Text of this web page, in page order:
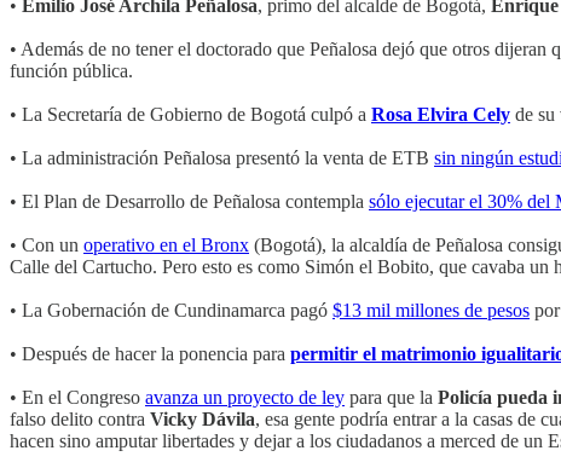
• Emilio José Archila Peñalosa, primo del alcalde de Bogotá, Enrique
• Además de no tener el doctorado que Peñalosa dejó que otros
función pública.
• La Secretaría de Gobierno de Bogotá culpó a Rosa Elvira Cely de
• La administración Peñalosa presentó la venta de ETB sin ningún
• El Plan de Desarrollo de Peñalosa contempla sólo ejecutar el 30% del
• Con un operativo en el Bronx (Bogotá), la alcaldía de Peñalosa
Calle del Cartucho. Pero esto es como Simón el Bobito, que cavaba un
• La Gobernación de Cundinamarca pagó $13 mil millones de pesos
• Después de hacer la ponencia para permitir el matrimonio
• En el Congreso avanza un proyecto de ley para que la Policía pueda
falso delito contra Vicky Dávila, esa gente podría entrar a la casas de
hacen sino amputar libertades y dejar a los ciudadanos a merced de